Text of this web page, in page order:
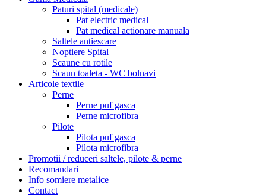
Paturi spital (medicale)
Pat electric medical
Pat medical actionare manuala
Saltele antiescare
Noptiere Spital
Scaune cu rotile
Scaun toaleta - WC bolnavi
Articole textile
Perne
Perne puf gasca
Perne microfibra
Pilote
Pilota puf gasca
Pilota microfibra
Promotii / reduceri saltele, pilote & perne
Recomandari
Info somiere metalice
Contact